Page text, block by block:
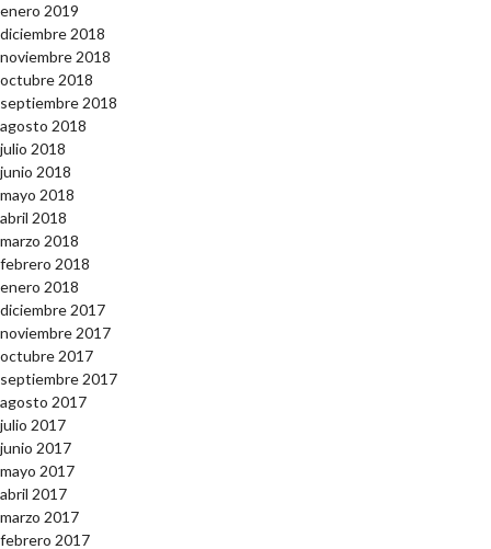
enero 2019
diciembre 2018
noviembre 2018
octubre 2018
septiembre 2018
agosto 2018
julio 2018
junio 2018
mayo 2018
abril 2018
marzo 2018
febrero 2018
enero 2018
diciembre 2017
noviembre 2017
octubre 2017
septiembre 2017
agosto 2017
julio 2017
junio 2017
mayo 2017
abril 2017
marzo 2017
febrero 2017